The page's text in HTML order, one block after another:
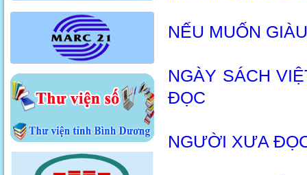
NẾU MUỐN
NGÀY SÁCH
ĐỌC
NGƯỜI XƯA